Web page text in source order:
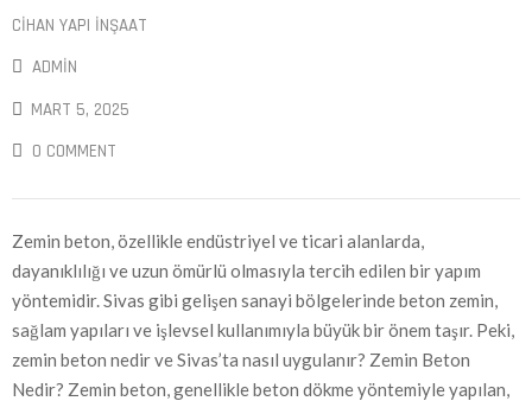
CIHAN YAPI İNŞAAT
ADMIN
MART 5, 2025
0 COMMENT
Zemin beton, özellikle endüstriyel ve ticari alanlarda,
dayanıklılığı ve uzun ömürlü olmasıyla tercih edilen bir yapım
yöntemidir. Sivas gibi gelişen sanayi bölgelerinde beton zemin,
sağlam yapıları ve işlevsel kullanımıyla büyük bir önem taşır. Peki,
zemin beton nedir ve Sivas’ta nasıl uygulanır? Zemin Beton
Nedir? Zemin beton, genellikle beton dökme yöntemiyle yapılan,